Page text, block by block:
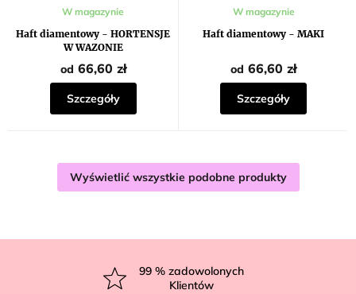
Haft diamentowy - HORTENSJE
W WAZONIE
W magazynie
od 66,60 zł
Szczegóły
Haft diamentowy - MAKI
W magazynie
od 66,60 zł
Szczegóły
Wyświetlić wszystkie podobne produkty
99 % zadowolonych
Klientów